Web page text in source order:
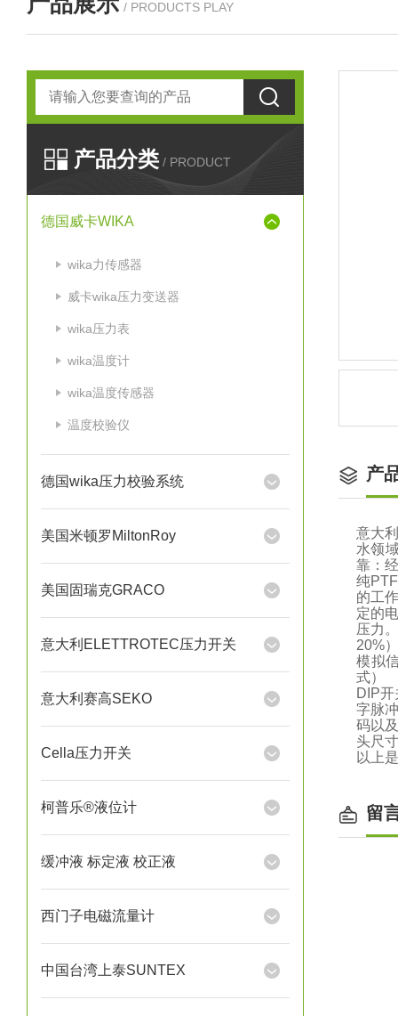
/ PRODUCTS PLAY
产品分类 / PRODUCT
德国威卡WIKA
wika力传感器
威卡wika压力变送器
wika压力表
wika温度计
wika温度传感器
温度校验仪
德国wika压力校验系统
美国米顿罗MiltonRoy
美国固瑞克GRACO
意大利ELETTROTEC压力开关
意大利赛高SEKO
Cella压力开关
柯普乐®液位计
缓冲液 标定液 校正液
西门子电磁流量计
中国台湾上泰SUNTEX
产
意大
水领
靠：
纯
的工
定的
压力
20%
模拟
式）
DIP
字脉
码以
头尺
以上
留